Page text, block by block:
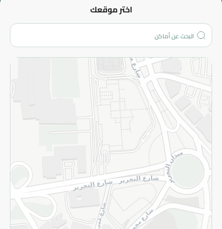
اختر موقعك
من نحن؟
الفروع
المزيد
الاسترجاع
سياسة الاستخدام
سياسة الخصوصية
قم بالتسجيل للنشرة
©2026 - Spinneys | جميع الحقوق محفوظة